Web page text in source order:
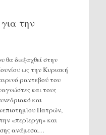
την
θα διεξαχθεί στην
ως την Κυριακή
ραντεβού του
και τους
και
Πατρών,
«περίεργη» και
ανάμεσα…